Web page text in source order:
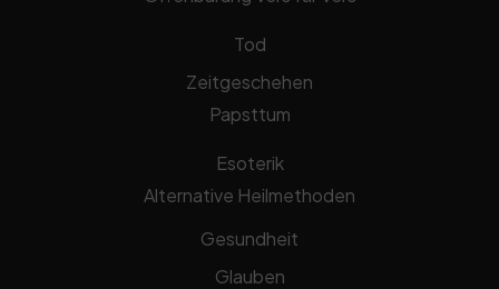
Tod
Zeitgeschehen
Papsttum
Esoterik
Alternative Heilmethoden
Gesundheit
Glauben